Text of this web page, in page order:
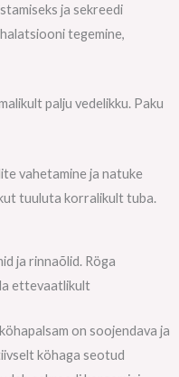
ja sekreedi
tegemine,
palju vedelikku. Paku
vahetamine ja natuke
tuuluta korralikult tuba.
ja rinnaõlid. Röga
ettevaatlikult
on soojendava ja
köhaga seotud